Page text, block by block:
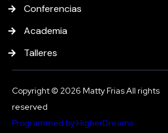
Conferencias
Academia
Talleres
Copyright © 2026 Matty Frias All rights
reserved
Programmed by HigherDreams